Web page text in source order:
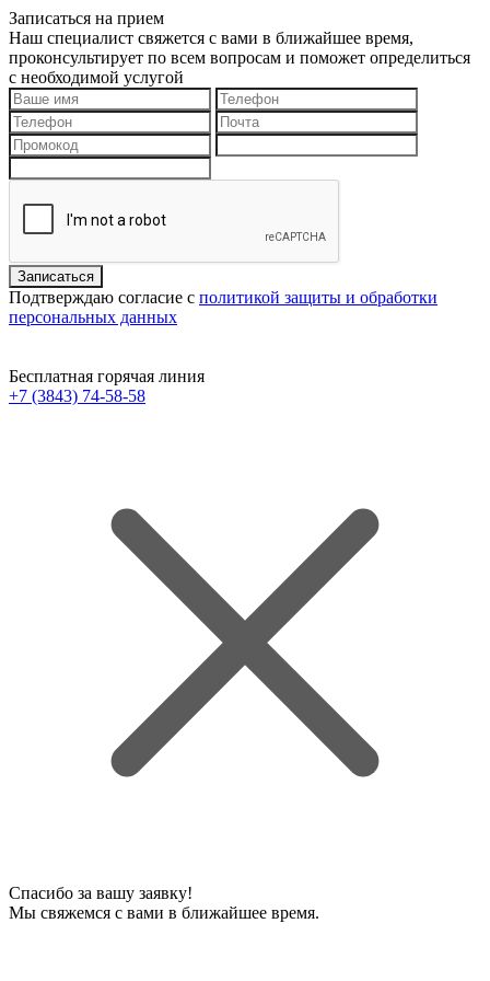
Записаться на прием
Наш специалист свяжется с вами в ближайшее время,
проконсультирует по всем вопросам и поможет определиться
с необходимой услугой
Подтверждаю согласие с политикой защиты и обработки
персональных данных
Бесплатная горячая линия
+7 (3843) 74-58-58
Спасибо за вашу заявку!
Мы свяжемся с вами в ближайшее время.